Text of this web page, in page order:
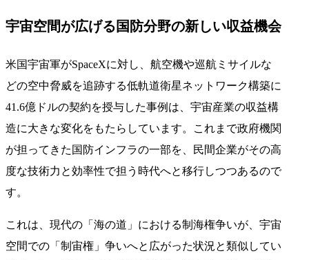
宇宙空間が広げる国防分野の新しい収益機会
米国宇宙軍がSpaceXに対し、航空機や巡航ミサイルな
どの空中脅威を追跡する低軌道衛星ネットワーク構築に
41.6億ドルの契約を授与した事例は、宇宙産業の収益構
造に大きな変化をもたらしています。これまで政府機関
が担ってきた国防インフラの一部を、民間企業がその高
度な技術力と効率性で担う時代へと移行しつつあるので
す。
これは、現代の「海の道」における制海権争いが、宇宙
空間での「制宙権」争いへと広がった状況と類似してい